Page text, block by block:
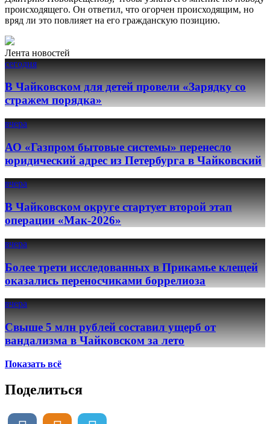
происходящего. Он ответил, что огорчен происходящим, но
вряд ли это повлияет на его гражданскую позицию.
Лента новостей
сегодня
В Чайковском для детей провели «Зарядку со
стражем порядка»
вчера
АО «Газпром бытовые системы» перенесло
юридический адрес из Петербурга в Чайковский
вчера
В Чайковском округе стартует второй этап
операции «Мак-2026»
вчера
Более трети исследованных в Прикамье клещей
оказались переносчиками боррелиоза
вчера
Свыше 5 млн рублей составил ущерб от
вандализма в Чайковском за лето
Показать всё
Поделиться